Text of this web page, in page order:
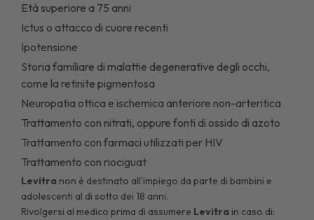
Età superiore a 75 anni
Ictus o attacco di cuore recenti
Ipotensione
Storia familiare di malattie degenerative degli occhi,
come la retinite pigmentosa
Neuropatia ottica e ischemica anteriore non-arteritica
Trattamento con nitrati, oppure fonti di ossido di azoto
Trattamento con farmaci utilizzati per HIV
Trattamento con riociguat
Levitra non è destinato all'impiego da parte di bambini e
adolescenti al di sotto dei 18 anni.
Rivolgersi al medico prima di assumere Levitra in caso di: